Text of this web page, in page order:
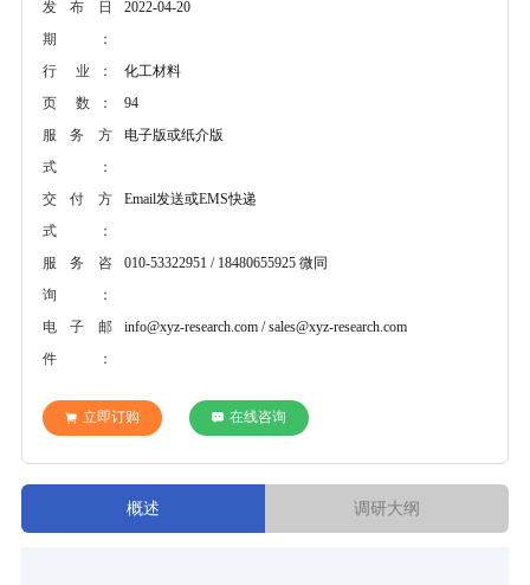
发布日
期：
2022-04-20
行 业：
化工材料
页 数：
94
服务方
式：
电子版或纸介版
交付方
式：
Email发送或EMS快递
服务咨
询：
010-53322951 / 18480655925 微同
电子邮
件：
info@xyz-research.com / sales@xyz-research.com
立即订购 在线咨询
概述 调研大纲